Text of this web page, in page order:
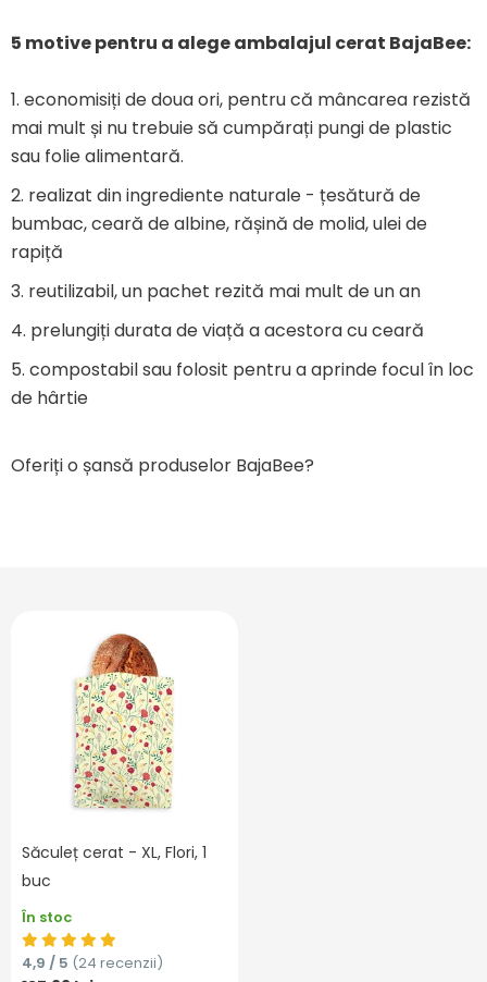
5 motive pentru a alege ambalajul cerat BajaBee:
1. economisiți de doua ori, pentru că mâncarea rezistă
mai mult și nu trebuie să cumpărați pungi de plastic
sau folie alimentară.
2. realizat din ingrediente naturale - țesătură de
bumbac, ceară de albine, rășină de molid, ulei de
rapiță
3. reutilizabil, un pachet rezită mai mult de un an
4. prelungiți durata de viață a acestora cu ceară
5. compostabil sau folosit pentru a aprinde focul în loc
de hârtie
Oferiți o șansă produselor BajaBee?
Săculeț cerat - XL, Flori, 1
buc
În stoc
4,9 / 5 (24 recenzii)